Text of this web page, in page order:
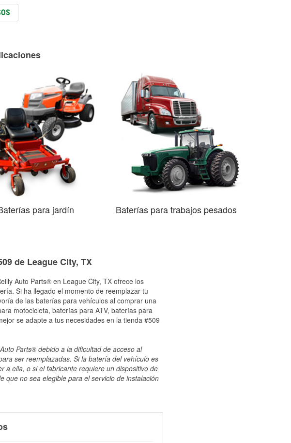
para jardín Baterías para trabajos pesados
de League City, TX
Auto Parts® en League City, TX ofrece los
Si ha llegado el momento de reemplazar tu
de las baterías para vehículos al comprar una
motocicleta, baterías para ATV, baterías para
se adapte a tus necesidades en la tienda #509
Parts® debido a la dificultad de acceso al
ser reemplazadas. Si la batería del vehículo es
a ella, o si el fabricante requiere un dispositivo de
que no sea elegible para el servicio de instalación